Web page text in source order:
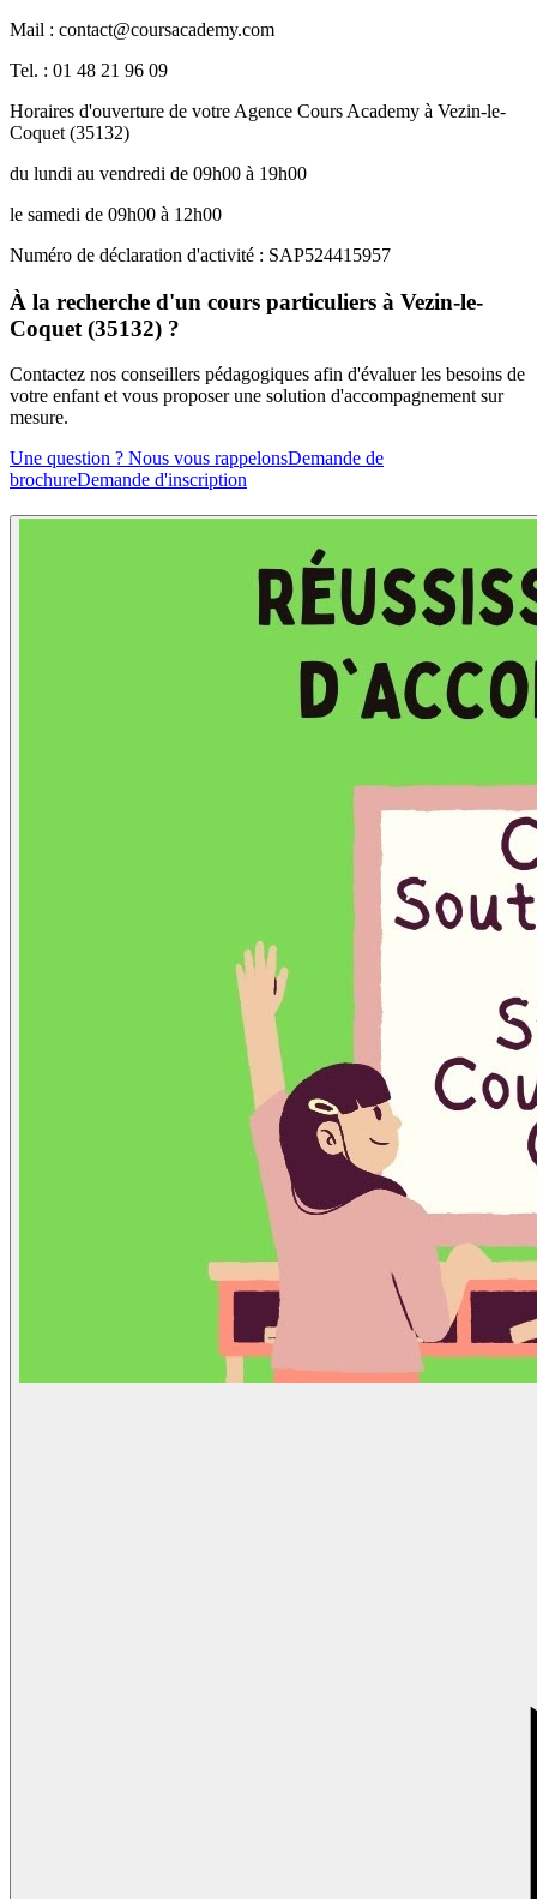
Mail : contact@coursacademy.com
Tel. : 01 48 21 96 09
Horaires d'ouverture de votre Agence Cours Academy à Vezin-le-
Coquet (35132)
du lundi au vendredi de 09h00 à 19h00
le samedi de 09h00 à 12h00
Numéro de déclaration d'activité : SAP524415957
À la recherche d'un cours particuliers à Vezin-le-
Coquet (35132) ?
Contactez nos conseillers pédagogiques afin d'évaluer les besoins de
votre enfant et vous proposer une solution d'accompagnement sur
mesure.
Une question ? Nous vous rappelonsDemande de
brochureDemande d'inscription